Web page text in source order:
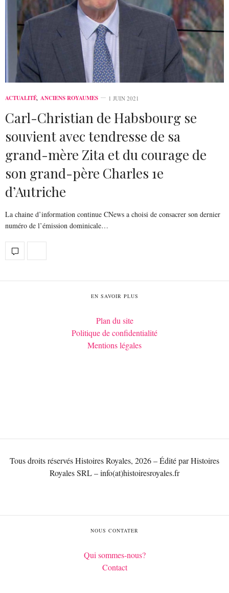
ACTUALITÉ, ANCIENS ROYAUMES 1 JUIN 2021
Carl-Christian de Habsbourg se
souvient avec tendresse de sa
grand-mère Zita et du courage de
son grand-père Charles 1e
d’Autriche
La chaine d’information continue CNews a choisi de consacrer son dernier
numéro de l’émission dominicale…
EN SAVOIR PLUS
Plan du site
Politique de confidentialité
Mentions légales
Tous droits réservés Histoires Royales, 2026 – Édité par Histoires
Royales SRL – info(at)histoiresroyales.fr
NOUS CONTATER
Qui sommes-nous?
Contact